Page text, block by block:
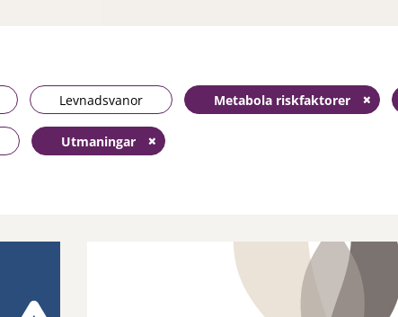
Levnadsvanor Metabola riskfaktorer
Utmaningar